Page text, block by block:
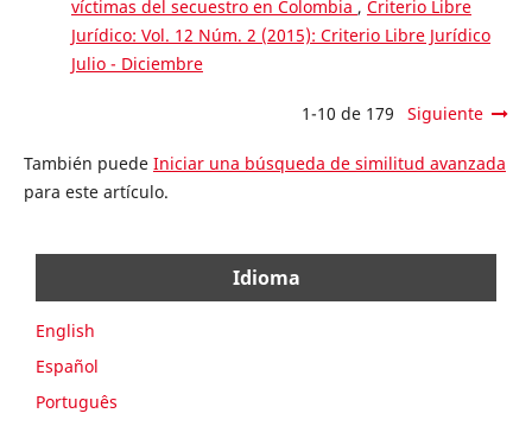
víctimas del secuestro en Colombia , Criterio Libre
Jurídico: Vol. 12 Núm. 2 (2015): Criterio Libre Jurídico
Julio - Diciembre
1-10 de 179 Siguiente
También puede Iniciar una búsqueda de similitud avanzada
para este artículo.
Idioma
English
Español
Português